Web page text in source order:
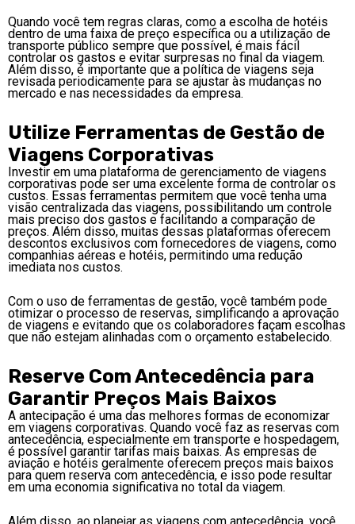
Quando você tem regras claras, como a escolha de hotéis
dentro de uma faixa de preço específica ou a utilização de
transporte público sempre que possível, é mais fácil
controlar os gastos e evitar surpresas no final da viagem.
Além disso, é importante que a política de viagens seja
revisada periodicamente para se ajustar às mudanças no
mercado e nas necessidades da empresa.
Utilize Ferramentas de Gestão de
Viagens Corporativas
Investir em uma plataforma de gerenciamento de viagens
corporativas pode ser uma excelente forma de controlar os
custos. Essas ferramentas permitem que você tenha uma
visão centralizada das viagens, possibilitando um controle
mais preciso dos gastos e facilitando a comparação de
preços. Além disso, muitas dessas plataformas oferecem
descontos exclusivos com fornecedores de viagens, como
companhias aéreas e hotéis, permitindo uma redução
imediata nos custos.
Com o uso de ferramentas de gestão, você também pode
otimizar o processo de reservas, simplificando a aprovação
de viagens e evitando que os colaboradores façam escolhas
que não estejam alinhadas com o orçamento estabelecido.
Reserve Com Antecedência para
Garantir Preços Mais Baixos
A antecipação é uma das melhores formas de economizar
em viagens corporativas. Quando você faz as reservas com
antecedência, especialmente em transporte e hospedagem,
é possível garantir tarifas mais baixas. As empresas de
aviação e hotéis geralmente oferecem preços mais baixos
para quem reserva com antecedência, e isso pode resultar
em uma economia significativa no total da viagem.